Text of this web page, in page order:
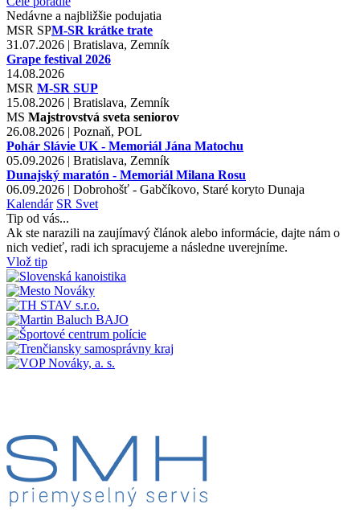
Nedávne a najbližšie podujatia
MSR SPM-SR krátke trate
31.07.2026 | Bratislava, Zemník
Grape festival 2026
14.08.2026
MSR M-SR SUP
15.08.2026 | Bratislava, Zemník
MS Majstrovstvá sveta seniorov
26.08.2026 | Poznaň, POL
Pohár Slávie UK - Memoriál Jána Matochu
05.09.2026 | Bratislava, Zemník
Dunajský maratón - Memoriál Milana Rosu
06.09.2026 | Dobrohošť - Gabčíkovo, Staré koryto Dunaja
Kalendár SR Svet
Tip od vás...
Ak ste narazili na zaujímavý článok alebo informácie, dajte nám o
nich vedieť, radi ich spracujeme a následne uverejníme.
Vlož tip